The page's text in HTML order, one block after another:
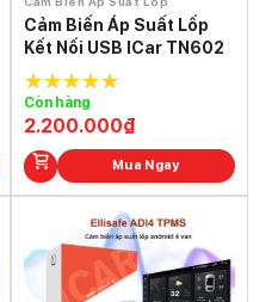
Cảm Biến Áp Suất Lốp
Kết Nối USB ICar TN602
2.200.000₫
5.0out of
5
Còn hàng
Mua Ngay